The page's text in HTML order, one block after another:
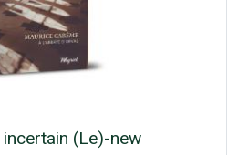
(Le)-new